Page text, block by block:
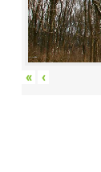
« ‹